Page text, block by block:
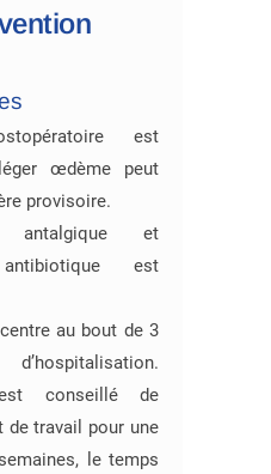
est
œdème peut
provisoire.
antalgique et
antibiotique est
au bout de 3
conseillé de
de travail pour une
le temps